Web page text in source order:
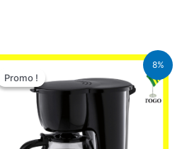
8%
Promo !
Promo !
Le
prix
initial
était :
25.000 CFA.
Le
actuel
est :
23.000 CFA.